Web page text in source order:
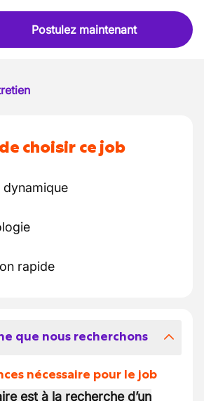
Postulez maintenant
choisir ce job
dynamique
rapide
que nous recherchons
nécessaire pour le job
est à la recherche d’un